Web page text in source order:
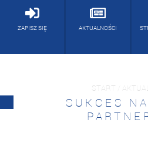
ZAPISZ SIĘ AKTUALNOŚCI
START /
SUKCES